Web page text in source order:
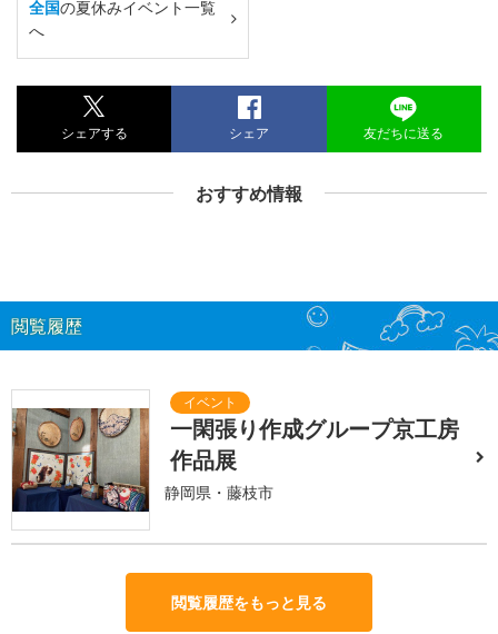
全国の夏休みイベント一覧
へ
シェアする シェア 友だちに送る
おすすめ情報
閲覧履歴
一閑張り作成グループ京工房
作品展
静岡県・藤枝市
閲覧履歴をもっと見る